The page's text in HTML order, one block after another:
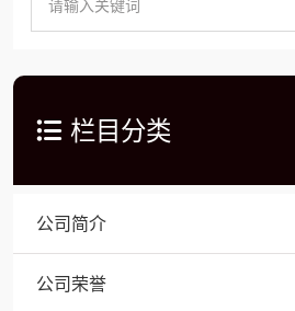
栏目分类
公司简介
公司荣誉